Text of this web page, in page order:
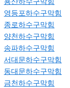
영등포하수구막힘
종로하수구막힘
양천하수구막힘
송파하수구막힘
서대문하수구막힘
동대문하수구막힘
금천하수구막힘